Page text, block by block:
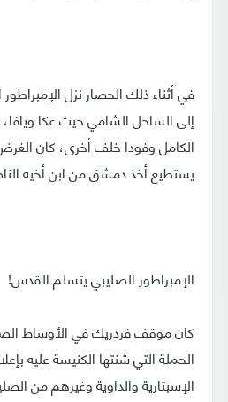
في أثناء ذلك الحصار نزل
إلى الساحل الشامي حيث عكا
الكامل وفودا خلف أخرى، كان
يستطيع أخذ دمشق من ابن أخيه
الإمبراطور الصليبي يتسلم القدس!
كان موقف فردريك في الأوساط
الحملة التي شنتها الكنيسة عليه
الإسبتارية والداوية وغيرهم من